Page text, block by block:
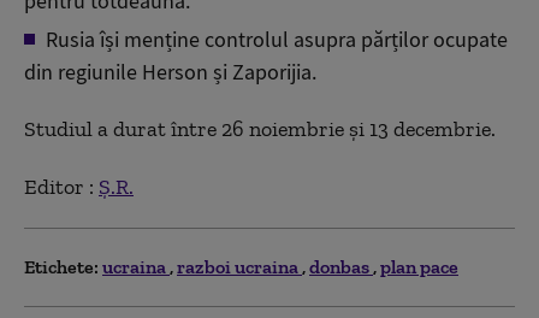
Rusia își menține controlul asupra părților ocupate
din regiunile Herson și Zaporijia.
Studiul a durat între 26 noiembrie și 13 decembrie.
Editor : Ș.R.
Etichete: ucraina razboi ucraina donbas plan pace